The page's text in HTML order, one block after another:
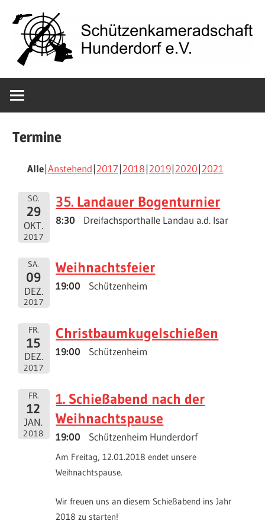
Inhalt
springen
Hunderdorf
e.V.
Termine
Alle Anstehend 2017 2018 2019 2020 2021
SO.
29
OKT.
2017
35. Landauer Bogenturnier
8:30 Dreifachsporthalle Landau a.d. Isar
SA.
09
DEZ.
2017
Weihnachtsfeier
19:00 Schützenheim
FR.
15
DEZ.
2017
Christbaumkugelschießen
19:00 Schützenheim
FR.
12
JAN.
2018
1. Schießabend nach der
Weihnachtspause
19:00 Schützenheim Hunderdorf
Am Freitag, 12.01.2018 endet unsere
Weihnachtspause.
Wir freuen uns an diesem Schießabend ins Jahr
2018 zu starten!